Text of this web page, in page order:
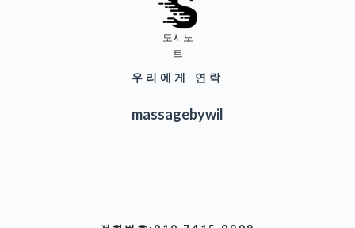
도시노
트
우리에게 연락
massagebywil